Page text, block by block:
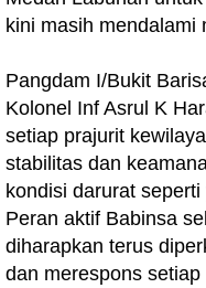
kini masih mendalami
Pangdam I/Bukit
Kolonel Inf Asrul K
setiap prajurit
stabilitas dan
kondisi darurat
Peran aktif Babinsa
diharapkan terus
dan merespons